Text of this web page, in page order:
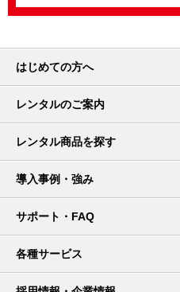
はじめての方へ
レンタルのご案内
レンタル商品を探す
導入事例・強み
サポート・FAQ
各種サービス